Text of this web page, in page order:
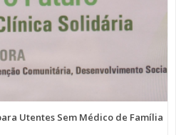
Utentes Sem Médico de Família